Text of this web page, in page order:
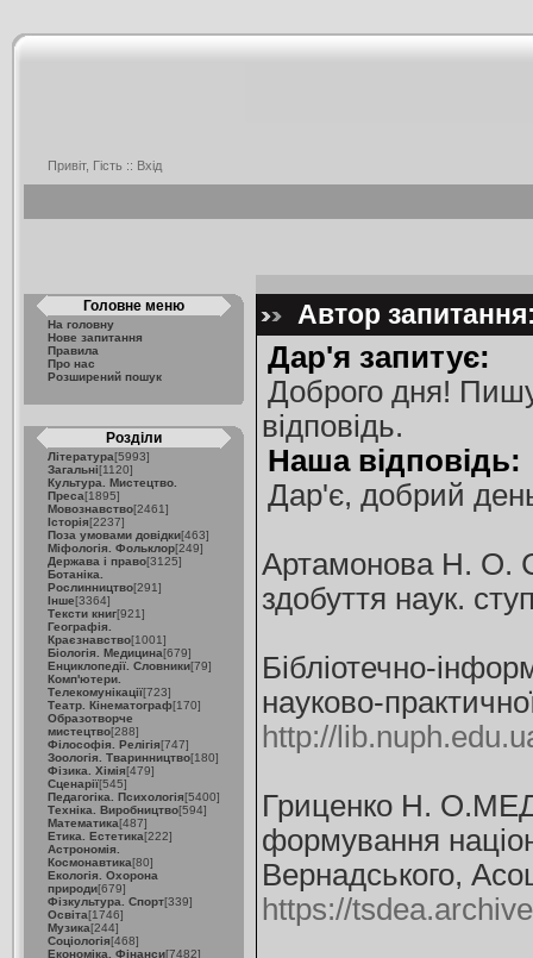
Привіт, Гість :: Вхід
Головне меню
На головну
Нове запитання
Правила
Про нас
Розширений пошук
Розділи
Література[5993]
Загальні[1120]
Культура. Мистецтво.
Преса[1895]
Мовознавство[2461]
Історія[2237]
Поза умовами довідки[463]
Міфологія. Фольклор[249]
Держава і право[3125]
Ботаніка.
Рослинництво[291]
Інше[3364]
Тексти книг[921]
Географія.
Краєзнавство[1001]
Біологія. Медицина[679]
Енциклопедії. Словники[79]
Комп'ютери.
Телекомунікації[723]
Театр. Кінематограф[170]
Образотворче
мистецтво[288]
Філософія. Релігія[747]
Зоологія. Тваринництво[180]
Фізика. Хімія[479]
Сценарії[545]
Педагогіка. Психологія[5400]
Техніка. Виробництво[594]
Математика[487]
Етика. Естетика[222]
Астрономія.
Космонавтика[80]
Екологія. Охорона
природи[679]
Фізкультура. Спорт[339]
Освіта[1746]
Музика[244]
Соціологія[468]
Економіка. Фінанси[7482]
Автор
Дар'я запитує:
Доброго дня!
відповідь.
Наша відповідь:
Дар'є, добрий
Артамонова Н. О.
здобуття наук.
Бібліотечно-
науково-
http://
Гриценко Н.
формування
Вернадського,
https://